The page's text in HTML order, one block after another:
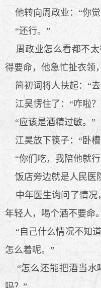
他转向周政业：“你觉
“还行。”
周政业怎么看都不太
得要命，他急忙扯衣领
简初词将人扶起：“去
江昊愣住了：“咋啦？
“应该是酒精过敏。”
江昊放下筷子：“卧槽
“你们吃，我陪他就行
饭店旁边就是人民医
中年医生询问了情况
年轻人，喝个酒不要命
“自己什么情况不知
怎么着呢。”
“怎么还能把酒当水